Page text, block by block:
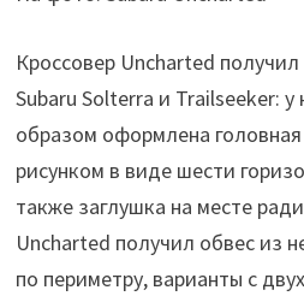
Кроссовер Uncharted
Subaru Solterra и Trailseeker: у
образом оформлена
рисунком в виде шести
также заглушка на месте
Uncharted получил обвес из
по периметру, варианты с